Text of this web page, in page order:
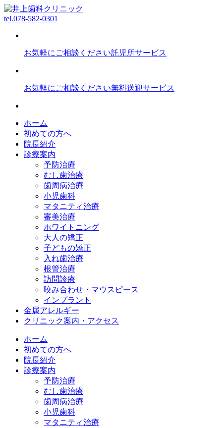
tel.078-582-0301
お気軽にご相談ください託児所サービス
お気軽にご相談ください無料送迎サービス
ホーム
初めての方へ
院長紹介
診療案内
予防治療
むし歯治療
歯周病治療
小児歯科
マタニティ治療
審美治療
ホワイトニング
大人の矯正
子どもの矯正
入れ歯治療
根管治療
訪問診療
咬み合わせ・マウスピース
インプラント
金属アレルギー
クリニック案内・アクセス
ホーム
初めての方へ
院長紹介
診療案内
予防治療
むし歯治療
歯周病治療
小児歯科
マタニティ治療